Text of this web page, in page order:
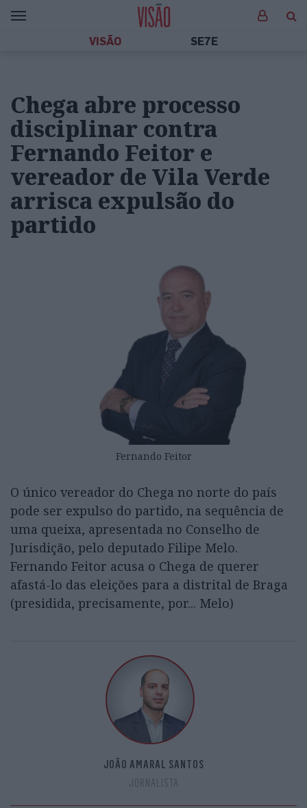
VISÃO SE7E
Chega abre processo
disciplinar contra
Fernando Feitor e
vereador de Vila Verde
arrisca expulsão do
partido
Fernando Feitor
O único vereador do Chega no norte do país
pode ser expulso do partido, na sequência de
uma queixa, apresentada no Conselho de
Jurisdição, pelo deputado Filipe Melo.
Fernando Feitor acusa o Chega de querer
afastá-lo das eleições para a distrital de Braga
(presidida, precisamente, por... Melo)
JOÃO AMARAL SANTOS
JORNALISTA